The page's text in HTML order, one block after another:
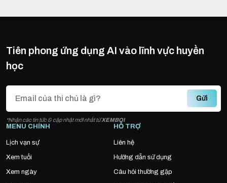
Tiên phong ứng dụng AI vào lĩnh vực huyền
học
Gửi
*Nhận các tin tức & cập nhật mới nhất từXEMBOI
MENU CHÍNH
Lịch vạn sự
Xem tuổi
Xem ngày
HỖ TRỢ
Liên hệ
Hướng dẫn sử dụng
Câu hỏi thường gặp